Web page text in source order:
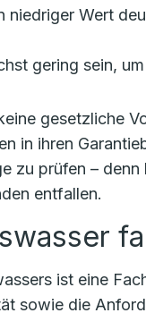
niedriger Wert
gering sein,
gesetzliche
in ihren
zu prüfen –
entfallen.
ist eine
sowie die